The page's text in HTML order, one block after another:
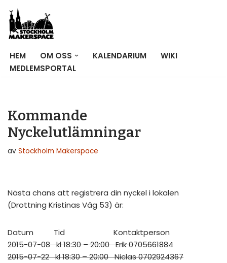
Hoppa
till
innehåll
HEM OM OSS KALENDARIUM
WIKI
MEDLEMSPORTAL
Kommande
Nyckelutlämningar
av Stockholm Makerspace
Nästa chans att registrera din nyckel i lokalen
(Drottning Kristinas Väg 53) är:
Datum Tid Kontaktperson
2015-07-08 kl 18:30 – 20:00 Erik 0705661884
2015-07-22 kl 18:30 – 20:00 Niclas 0702924367